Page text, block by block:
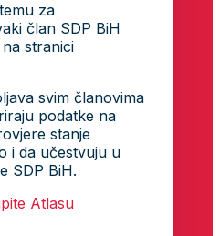
za
član SDP BiH
stranici
svim članovima
podatke na
stanje
i da učestvuju u
SDP BiH.
Atlasu